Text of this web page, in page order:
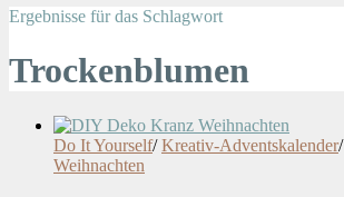
Ergebnisse für das Schlagwort
Trockenblumen
Do It Yourself/ Kreativ-Adventskalender/
Weihnachten